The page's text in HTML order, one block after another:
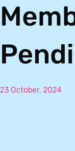
23 October, 2024